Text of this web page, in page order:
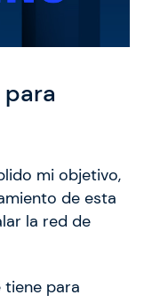
mi objetivo,
de esta
la red de
tiene para